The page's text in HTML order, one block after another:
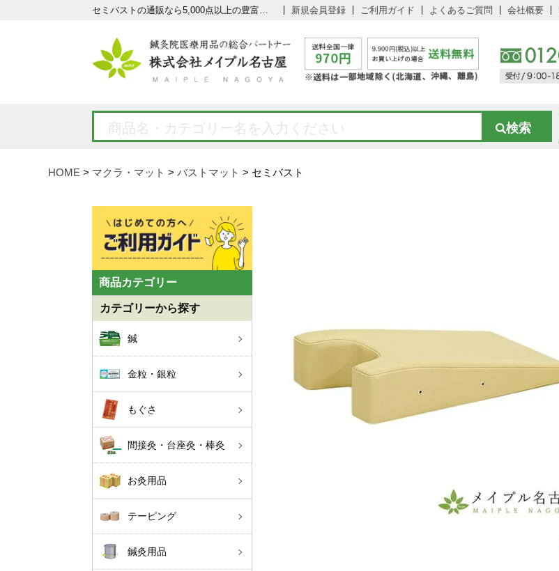
セミバストの通販なら5,000点以上の豊富な品揃えのメイプル名古屋へ 新規会員登録 ご利用ガイド よくあるご質問 会社概要
HOME マクラ・マット バストマット セミバスト
商品カテゴリー
カテゴリーから探す
鍼
金粒・銀粒
もぐさ
間接灸・台座灸・棒灸
お灸用品
テーピング
鍼灸用品